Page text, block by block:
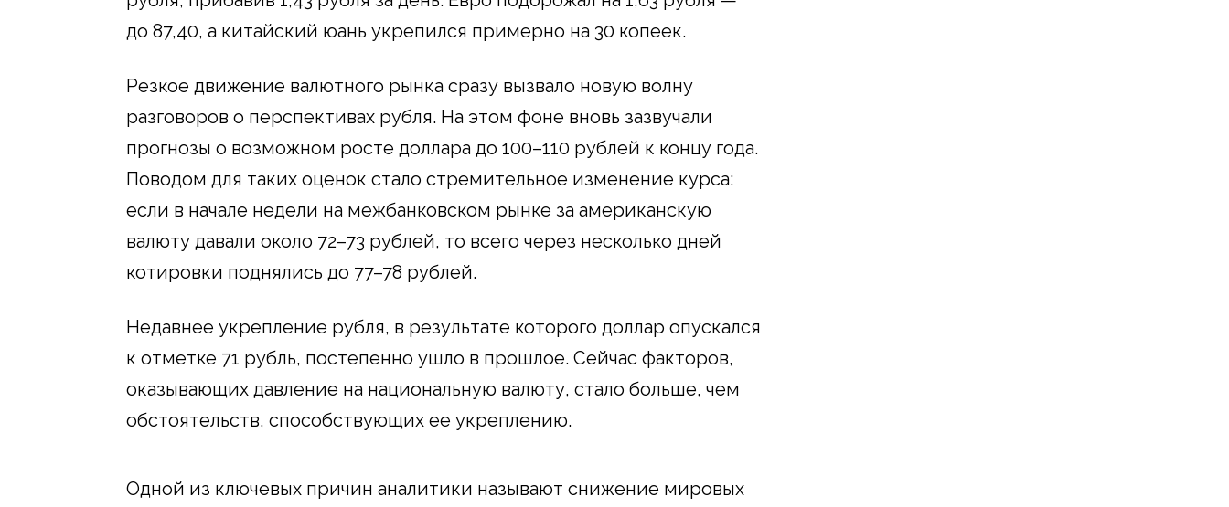
до 87,40, а китайский юань укрепился примерно на 30 копеек.
Резкое движение валютного рынка сразу вызвало новую волну
разговоров о перспективах рубля. На этом фоне вновь зазвучали
прогнозы о возможном росте доллара до 100–110 рублей к концу года.
Поводом для таких оценок стало стремительное изменение курса:
если в начале недели на межбанковском рынке за американскую
валюту давали около 72–73 рублей, то всего через несколько дней
котировки поднялись до 77–78 рублей.
Недавнее укрепление рубля, в результате которого доллар опускался
к отметке 71 рубль, постепенно ушло в прошлое. Сейчас факторов,
оказывающих давление на национальную валюту, стало больше, чем
обстоятельств, способствующих ее укреплению.
Одной из ключевых причин аналитики называют снижение мировых